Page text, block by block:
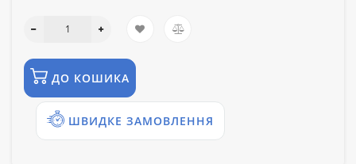
ДО КОШИКА
ШВИДКЕ ЗАМОВЛЕННЯ